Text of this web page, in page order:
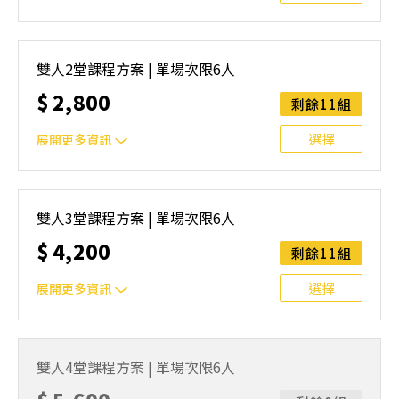
邀請親友一同報名參加，一起精進匹克球基本功！ 如人數
未達開班門檻，或因天候不佳無法如期舉行，POA將視情況
安排延期或併班處理。 ⚠️ 報名完成後，如因天候因素無法
上課，僅提供課程延期選項，恕不退費，請參閱【報名與課
程異動規則】。報名後視為您已同意上述規則。
雙人2堂課程方案 | 單場次限6人
$ 2,800
展開更多資訊
剩餘11組
選擇
邀請親友一同報名參加，一起精進匹克球基本功！ 如人數
未達開班門檻，或因天候不佳無法如期舉行，POA將視情況
安排延期或併班處理。 ⚠️ 報名完成後，如因天候因素無法
上課，僅提供課程延期選項，恕不退費，請參閱【報名與課
程異動規則】。報名後視為您已同意上述規則。
雙人3堂課程方案 | 單場次限6人
$ 4,200
展開更多資訊
剩餘11組
選擇
邀請親友一同報名參加，一起精進匹克球基本功！ 如人數
未達開班門檻，或因天候不佳無法如期舉行，POA將視情況
雙人4堂課程方案 | 單場次限6人